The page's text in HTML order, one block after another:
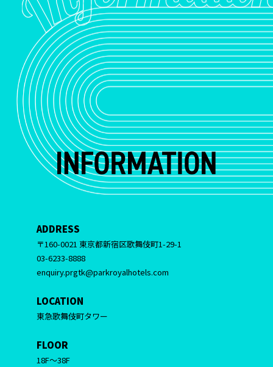
ADDRESS
〒160-0021 東京都新宿区歌舞伎町1-29-1
03-6233-8888
enquiry.prgtk@parkroyalhotels.com
LOCATION
東急歌舞伎町タワー
FLOOR
18F～38F